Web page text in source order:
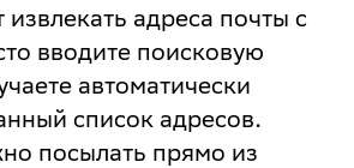
адреса почты с
вводите поисковую
автоматически
список адресов.
посылать прямо из